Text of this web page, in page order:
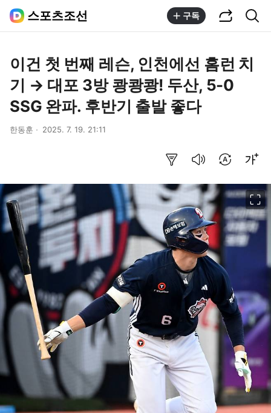
스포츠조선 구독
이건 첫 번째 레슨, 인천에선 홈런 치
기 → 대포 3방 쾅쾅쾅! 두산, 5-0
SSG 완파. 후반기 출발 좋다
한동훈 2025. 7. 19. 21:11